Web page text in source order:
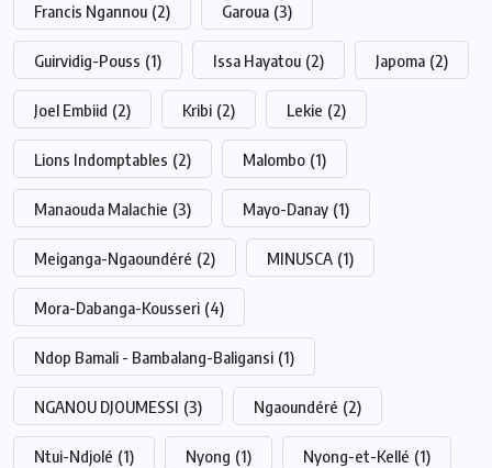
Francis Ngannou (2) Garoua (3)
Guirvidig-Pouss (1) Issa Hayatou (2) Japoma (2)
Joel Embiid (2) Kribi (2) Lekie (2)
Lions Indomptables (2) Malombo (1)
Manaouda Malachie (3) Mayo-Danay (1)
Meiganga-Ngaoundéré (2) MINUSCA (1)
Mora-Dabanga-Kousseri (4)
Ndop Bamali - Bambalang-Baligansi (1)
NGANOU DJOUMESSI (3) Ngaoundéré (2)
Ntui-Ndjolé (1) Nyong (1) Nyong-et-Kellé (1)